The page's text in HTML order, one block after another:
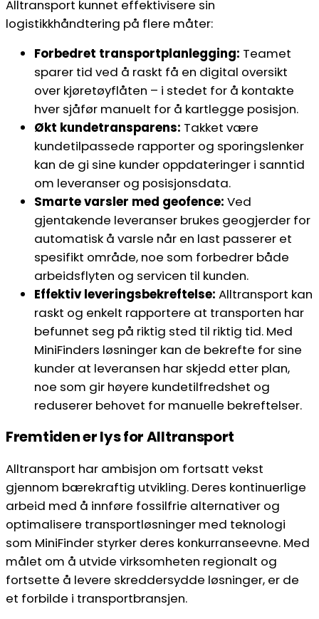
Alltransport kunnet effektivisere sin
logistikkhåndtering på flere måter:
Forbedret transportplanlegging: Teamet
sparer tid ved å raskt få en digital oversikt
over kjøretøyflåten – i stedet for å kontakte
hver sjåfør manuelt for å kartlegge posisjon.
Økt kundetransparens: Takket være
kundetilpassede rapporter og sporingslenker
kan de gi sine kunder oppdateringer i sanntid
om leveranser og posisjonsdata.
Smarte varsler med geofence: Ved
gjentakende leveranser brukes geogjerder for
automatisk å varsle når en last passerer et
spesifikt område, noe som forbedrer både
arbeidsflyten og servicen til kunden.
Effektiv leveringsbekreftelse: Alltransport kan
raskt og enkelt rapportere at transporten har
befunnet seg på riktig sted til riktig tid. Med
MiniFinders løsninger kan de bekrefte for sine
kunder at leveransen har skjedd etter plan,
noe som gir høyere kundetilfredshet og
reduserer behovet for manuelle bekreftelser.
Fremtiden er lys for Alltransport
Alltransport har ambisjon om fortsatt vekst
gjennom bærekraftig utvikling. Deres kontinuerlige
arbeid med å innføre fossilfrie alternativer og
optimalisere transportløsninger med teknologi
som MiniFinder styrker deres konkurranseevne. Med
målet om å utvide virksomheten regionalt og
fortsette å levere skreddersydde løsninger, er de
et forbilde i transportbransjen.